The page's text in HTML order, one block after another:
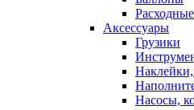
Аксессуары
Грузики
Насосы,